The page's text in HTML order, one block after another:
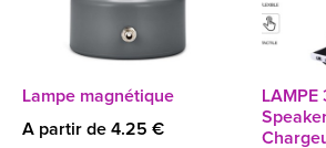
Lampe magnétique
A partir de 4.25 €
LAMPE